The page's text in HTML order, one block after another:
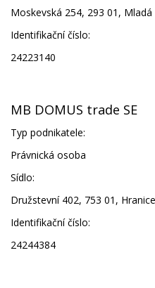
Moskevská 254, 293 01,
Identifikační číslo:
24223140
MB DOMUS trade SE
Typ podnikatele:
Právnická osoba
Sídlo:
Družstevní 402, 753 01,
Identifikační číslo:
24244384